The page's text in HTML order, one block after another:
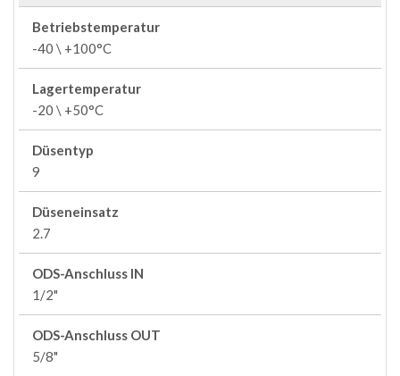
Betriebstemperatur
-40 \ +100°C
Lagertemperatur
-20 \ +50°C
Düsentyp
9
Düseneinsatz
2.7
ODS-Anschluss IN
1/2"
ODS-Anschluss OUT
5/8"